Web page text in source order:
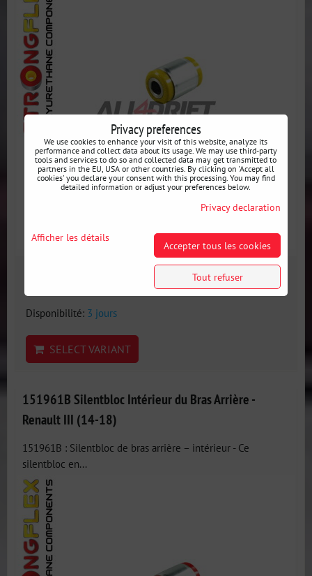
Disponibilité: 3 jours
SELECT VARIANT
151961B Silentbloc Intérieur du Bras Arrière -
Renault III (14-18)
151961B : Silentbloc de bras arrière – intérieur - Ce
silentbloc en...
Privacy preferences
We use cookies to enhance your visit of this website, analyze its
performance and collect data about its usage. We may use third-party
tools and services to do so and collected data may get transmitted to
partners in the EU, USA or other countries. By clicking on 'Accept all
cookies' you declare your consent with this processing. You may find
detailed information or adjust your preferences below.
Privacy declaration
Afficher les détails
Accepter tous les cookies
Tout refuser